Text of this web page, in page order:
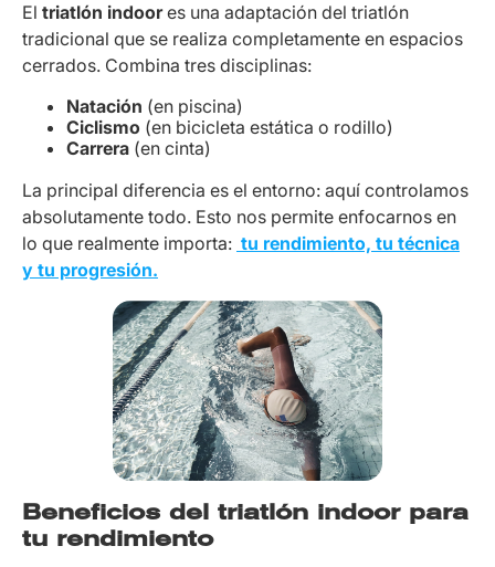
El triatlón indoores una adaptación del triatlón
tradicional que se realiza completamente en espacios
cerrados. Combina tres disciplinas:
Natación (en piscina)
Ciclismo (en bicicleta estática o rodillo)
Carrera (en cinta)
La principal diferencia es el entorno: aquí controlamos
absolutamente todo. Esto nos permite enfocarnos en
lo que realmente importa: tu rendimiento, tu técnica
y tu progresión.
Beneficios del triatlón indoor para
tu rendimiento